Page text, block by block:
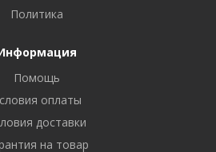
Политика
Помощь
оплаты
доставки
на товар